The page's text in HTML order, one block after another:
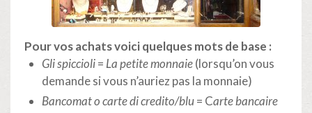
Pour vos achats voici quelques mots de base :
Gli spiccioli= La petite monnaie(lorsqu’on vous
demande si vous n’auriez pas la monnaie)
Bancomat o carte di credito/blu= Carte bancaire